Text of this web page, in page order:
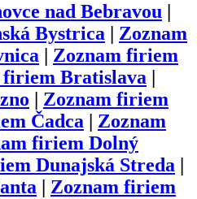
nad Bebravou
Bystrica
Zoznam
Zoznam firiem
firiem Bratislava
Zoznam firiem
Čadca
Zoznam
firiem Dolný
Dunajská Streda
Zoznam firiem